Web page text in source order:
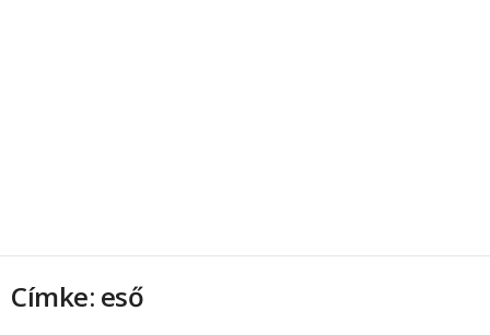
Címke: eső